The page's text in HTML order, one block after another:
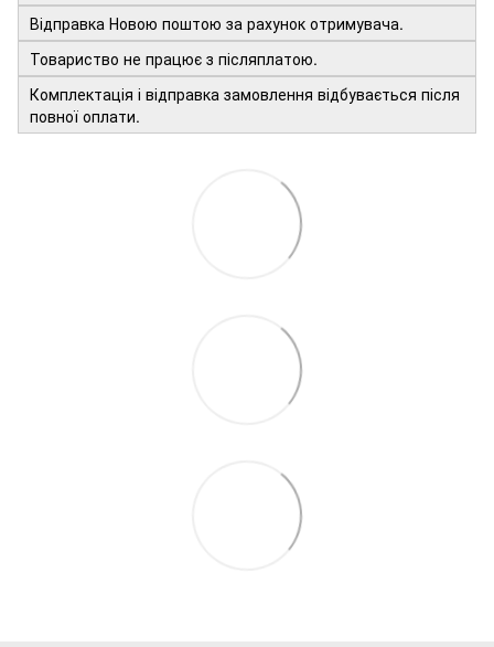
Відправка Новою поштою за рахунок отримувача.
Товариство не працює з післяплатою.
Комплектація і відправка замовлення відбувається після
повної оплати.